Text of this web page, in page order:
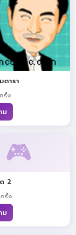
ดารา
รั้ง
ม
🎮
2
รั้ง
ม